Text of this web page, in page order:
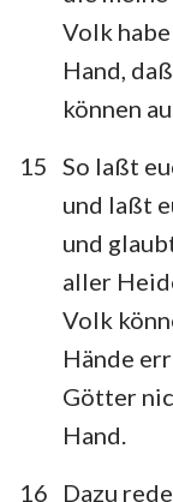
Volk
Hand,
können
15 So laßt
und laßt
und
aller
Volk
Hände
Götter
Hand.
16
Dazu